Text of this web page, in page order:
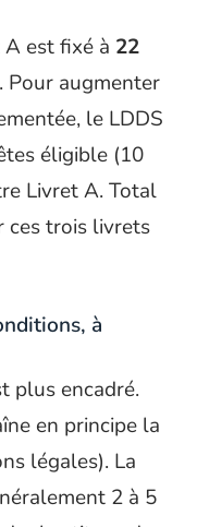
est fixé à 22
Pour augmenter
le LDDS
éligible (10
Livret A. Total
ces trois livrets
à
plus encadré.
en principe la
légales). La
2 à 5